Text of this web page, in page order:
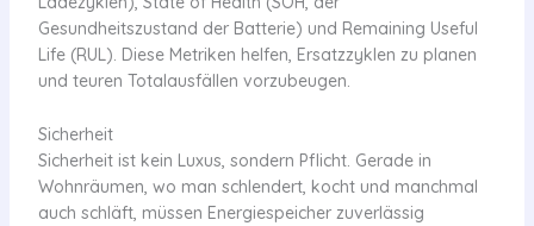
Gesundheitszustand der Batterie) und Remaining Useful
Life (RUL). Diese Metriken helfen, Ersatzzyklen zu planen
und teuren Totalausfällen vorzubeugen.
Sicherheit
Sicherheit ist kein Luxus, sondern Pflicht. Gerade in
Wohnräumen, wo man schlendert, kocht und manchmal
auch schläft, müssen Energiespeicher zuverlässig